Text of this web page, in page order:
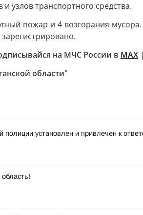
узлов транспортного средства.
пожар и 4 возгорания
на МЧС России в MAX |
области"
полиции установлен и привлечен к